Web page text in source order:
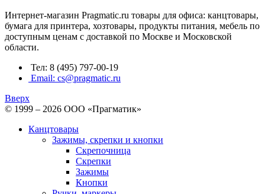
Интернет-магазин Pragmatic.ru товары для офиса: канцтовары,
бумага для принтера, хозтовары, продукты питания, мебель по
доступным ценам с доставкой по Москве и Московской
области.
Тел: 8 (495) 797-00-19
Email: cs@pragmatic.ru
Вверх
© 1999 – 2026 ООО «Прагматик»
Канцтовары
Зажимы, скрепки и кнопки
Скрепочница
Скрепки
Зажимы
Кнопки